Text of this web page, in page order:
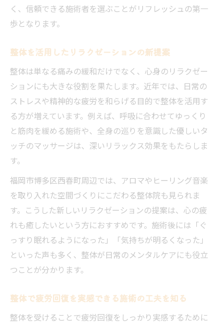
く、信頼できる施術者を選ぶことがリフレッシュの第一
歩となります。
整体を活用したリラクゼーションの新提案
整体は単なる痛みの緩和だけでなく、心身のリラクゼー
ションにも大きな役割を果たします。近年では、日常の
ストレスや精神的な疲労を和らげる目的で整体を活用す
る方が増えています。例えば、呼吸に合わせてゆっくり
と筋肉を緩める施術や、全身の巡りを意識した優しいタ
ッチのマッサージは、深いリラックス効果をもたらしま
す。
福岡市博多区西春町周辺では、アロマやヒーリング音楽
を取り入れた空間づくりにこだわる整体院も見られま
す。こうした新しいリラクゼーションの提案は、心の疲
れも癒したいという方におすすめです。施術後には「ぐ
っすり眠れるようになった」「気持ちが明るくなった」
といった声も多く、整体が日常のメンタルケアにも役立
つことが分かります。
整体で疲労回復を実感できる施術の工夫を知る
整体を受けることで疲労回復をしっかり実感するために